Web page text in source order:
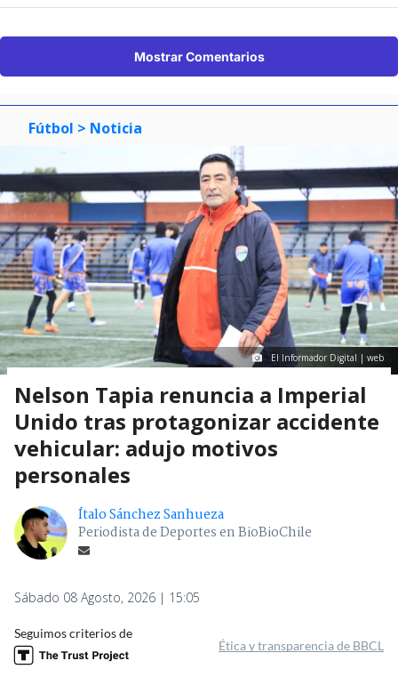
Mostrar Comentarios
Fútbol > Noticia
El Informador Digital | web
Nelson Tapia renuncia a Imperial
Unido tras protagonizar accidente
vehicular: adujo motivos
personales
Ítalo Sánchez Sanhueza
Periodista de Deportes en BioBioChile
Sábado 08 Agosto, 2026 | 15:05
Seguimos criterios de
Ética y transparencia de BBCL